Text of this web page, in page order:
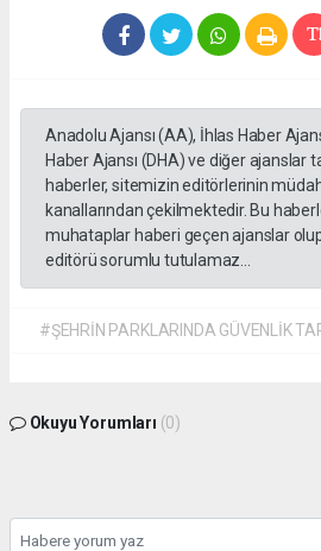
Anadolu Ajansı (AA), İhlas Haber
Haber Ajansı (DHA) ve diğer ajanslar
haberler, sitemizin editörlerinin
kanallarından çekilmektedir. Bu
muhataplar haberi geçen ajanslar
editörü sorumlu tutulamaz...
#ŞEHRİN PARKLARINDA GÜVENLİK
Okuyu Yorumları (0)